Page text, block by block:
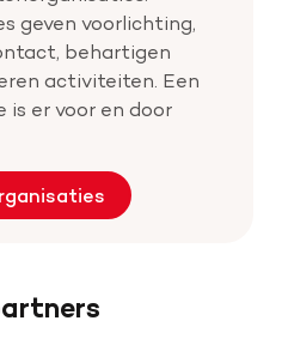
geven voorlichting,
behartigen
activiteiten. Een
er voor en door